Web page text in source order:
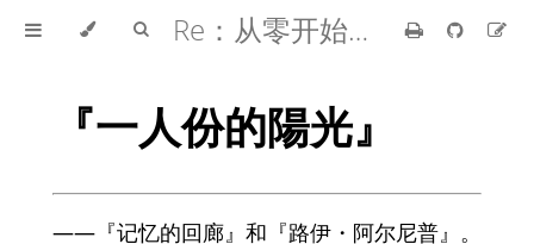
Re：从零开始的异世界生活
『一人份的陽光』
――『记忆的回廊』和『路伊・阿尔尼普』。